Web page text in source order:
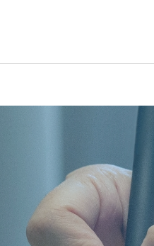
整体マッサージ
年中になりました